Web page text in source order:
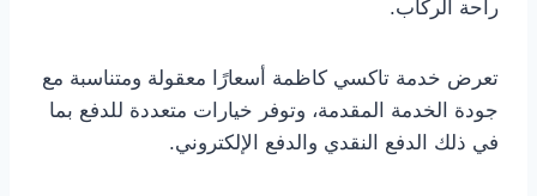
راحة الركاب.
تعرض خدمة تاكسي كاظمة أسعارًا معقولة ومتناسبة مع
جودة الخدمة المقدمة، وتوفر خيارات متعددة للدفع بما
في ذلك الدفع النقدي والدفع الإلكتروني.